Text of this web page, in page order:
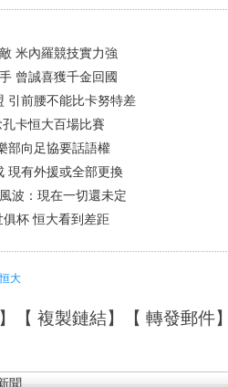
米內羅競技實力強
曾誠喜獲千金回國
引前腰不能比卡努特差
卡恒大百場比賽
部向足協要話語權
現有外援或全部更換
波：現在一切還未定
俱杯 恒大看到差距
恒大
】【 複製鏈結】【 轉發郵件
聞